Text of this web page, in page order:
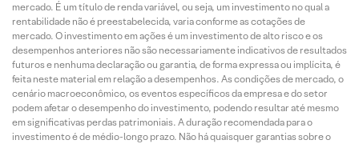
mercado. É um título de renda variável, ou seja, um investimento no qual a
rentabilidade não é preestabelecida, varia conforme as cotações de
mercado. O investimento em ações é um investimento de alto risco e os
desempenhos anteriores não são necessariamente indicativos de resultados
futuros e nenhuma declaração ou garantia, de forma expressa ou implícita, é
feita neste material em relação a desempenhos. As condições de mercado, o
cenário macroeconômico, os eventos específicos da empresa e do setor
podem afetar o desempenho do investimento, podendo resultar até mesmo
em significativas perdas patrimoniais. A duração recomendada para o
investimento é de médio-longo prazo. Não há quaisquer garantias sobre o